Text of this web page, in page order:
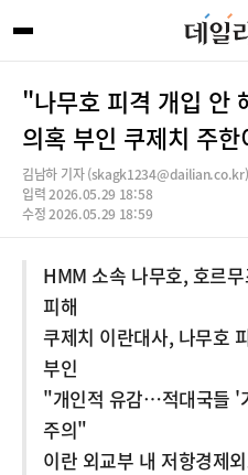
"나무호 피격 개입
의혹 부인 쿠제치 주
김남하 기자 (skagk1234@dailian.co.kr)
입력 2026.05.29 18:58
수정 2026.05.29 18:59
HMM 소속 나무호, 호르
피해
쿠제치 이란대사, 나무호
부인
"개인적 유감…적대국들 '
주의"
이란 외교부 내 저항경제